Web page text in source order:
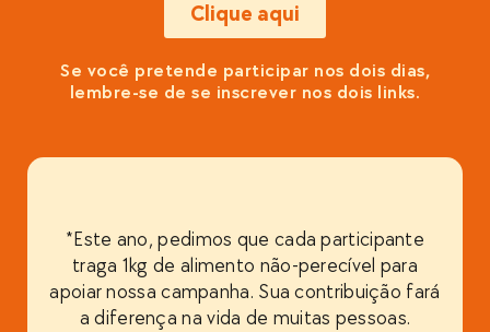
Clique aqui
Se você pretende participar nos dois dias,
lembre-se de se inscrever nos dois links.
*Este ano, pedimos que cada participante
traga 1kg de alimento não-perecível para
apoiar nossa campanha. Sua contribuição fará
a diferença na vida de muitas pessoas.